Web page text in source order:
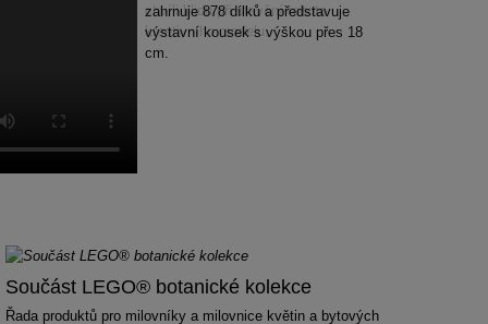
chvíli klidu při stavění tohoto
kreativního modelu.
zahrnuje 878 dílků a představuje
výstavní kousek s výškou přes 18
cm.
Součást LEGO® botanické kolekce
Řada produktů pro milovníky a milovnice květin a bytových